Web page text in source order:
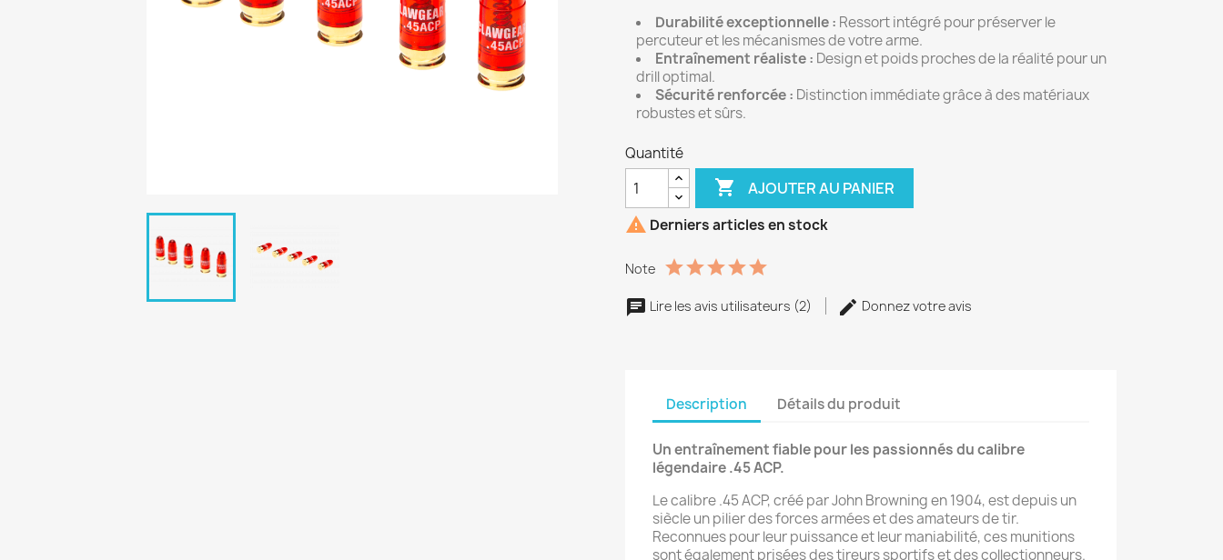
Durabilité exceptionnelle : Ressort intégré pour préserver le
percuteur et les mécanismes de votre arme.
Entraînement réaliste : Design et poids proches de la réalité pour un
drill optimal.
Sécurité renforcée : Distinction immédiate grâce à des matériaux
robustes et sûrs.
Quantité
 AJOUTER AU PANIER
 Derniers articles en stock
Note
Lire les avis utilisateurs (2) Donnez votre avis
Description Détails du produit
Un entraînement fiable pour les passionnés du calibre
légendaire .45 ACP.
Le calibre .45 ACP, créé par John Browning en 1904, est depuis un
siècle un pilier des forces armées et des amateurs de tir.
Reconnues pour leur puissance et leur maniabilité, ces munitions
sont également prisées des tireurs sportifs et des collectionneurs.